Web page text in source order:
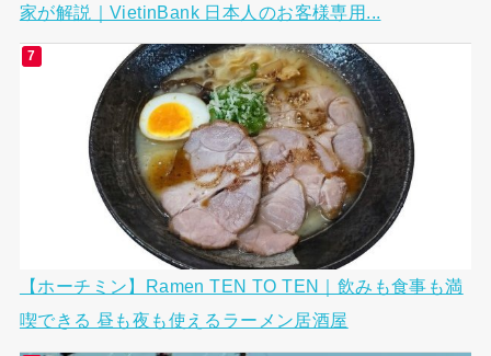
家が解説｜VietinBank 日本人のお客様専用...
【ホーチミン】Ramen TEN TO TEN｜飲みも食事も満
喫できる 昼も夜も使えるラーメン居酒屋